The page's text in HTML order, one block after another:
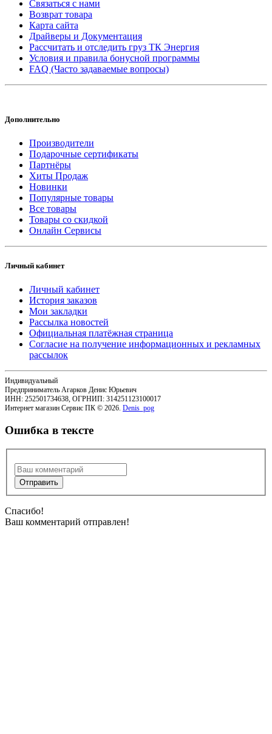
Связаться с нами
Возврат товара
Карта сайта
Драйверы и Документация
Рассчитать и отследить груз ТК Энергия
Условия и правила бонусной программы
FAQ (Часто задаваемые вопросы)
Дополнительно
Производители
Подарочные сертификаты
Партнёры
Хиты Продаж
Новинки
Популярные товары
Все товары
Товары со скидкой
Онлайн Сервисы
Личный кабинет
Личный кабинет
История заказов
Мои закладки
Рассылка новостей
Официальная платёжная страница
Согласие на получение информационных и рекламных
рассылок
Индивидуальный
Предприниматель Агарков Денис Юрьевич
ИНН: 252501734638, ОГРНИП: 314251123100017
Интернет магазин Сервис ПК © 2026. Denis_pog
Ошибка в тексте
Спасибо!
Ваш комментарий отправлен!